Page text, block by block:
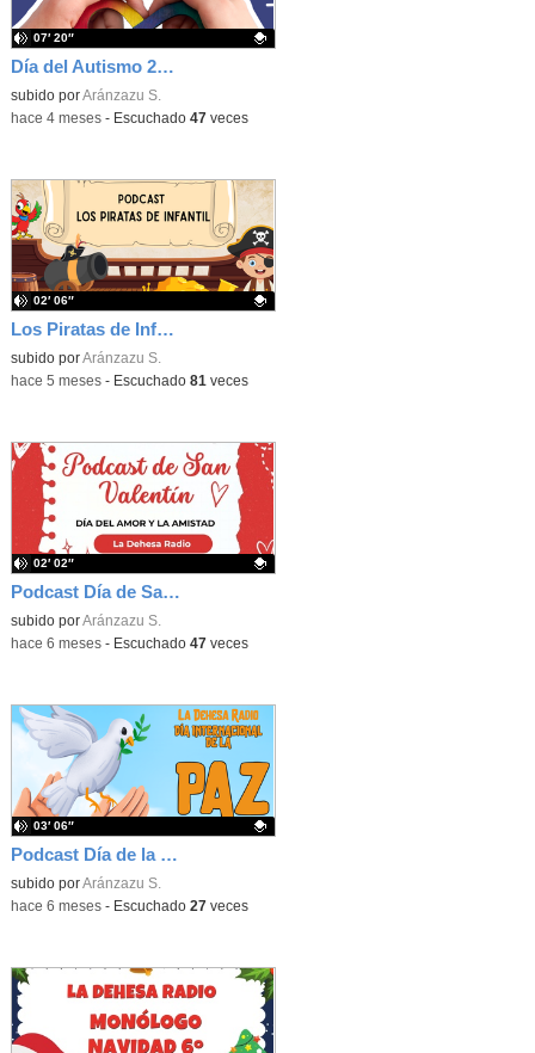
Día del Autismo 2026
Contenido educativo.
subido porAránzazu S.
07′ 20″
-hace 4 meses- Escuchado 47 veces
Los Piratas de Infantil
Contenido educativo.
subido porAránzazu S.
02′ 06″
-hace 5 meses- Escuchado 81veces
Podcast Día de San Valentín 2026
Contenido educativo.
subido porAránzazu S.
02′ 02″
-hace 6 meses- Escuchado 47 veces
Podcast Día de la Paz 2026
Contenido educativo.
subido porAránzazu S.
03′ 06″
-hace 6 meses- Escuchado 27 veces